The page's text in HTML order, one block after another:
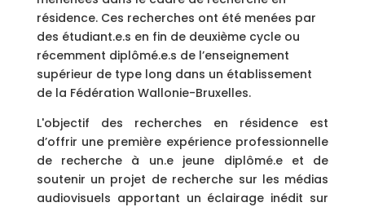
résidence. Ces recherches ont été menées par
des étudiant.e.s en fin de deuxième cycle ou
récemment diplômé.e.s de l’enseignement
supérieur de type long dans un établissement
de la Fédération Wallonie-Bruxelles.
L'objectif des recherches en résidence est
d’offrir une première expérience professionnelle
de recherche à un.e jeune diplômé.e et de
soutenir un projet de recherche sur les médias
audiovisuels apportant un éclairage inédit sur